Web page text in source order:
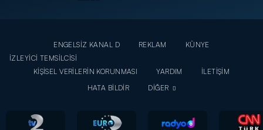
ENGELSİZ KANAL D REKLAM
KÜNYE
İZLEYİCİ TEMSİLCİSİ
KİŞİSEL VERİLERİN KORUNMASI
YARDIM
İLETİŞİM
HATA BİLDİR
DİĞER